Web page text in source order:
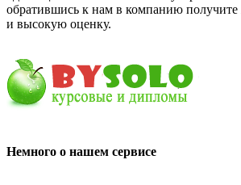
обратившись к нам в компанию получите
и высокую оценку.
Немного о нашем сервисе